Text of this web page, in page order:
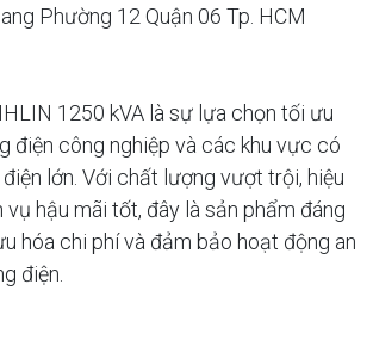
Phường 12 Quận 06 Tp. HCM
1250 kVA là sự lựa chọn tối ưu
điện công nghiệp và các khu vực có
lớn. Với chất lượng vượt trội, hiệu
hậu mãi tốt, đây là sản phẩm đáng
hóa chi phí và đảm bảo hoạt động an
điện.